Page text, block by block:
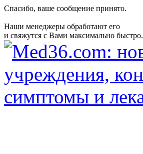
Спасибо, ваше сообщение принято.
Наши менеджеры обработают его
и свяжутся с Вами максимально быстро.